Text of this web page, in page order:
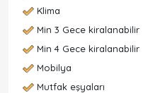
Klima
Min 3 Gece kiralanabilir
Min 4 Gece kiralanabilir
Mobilya
Mutfak eşyaları